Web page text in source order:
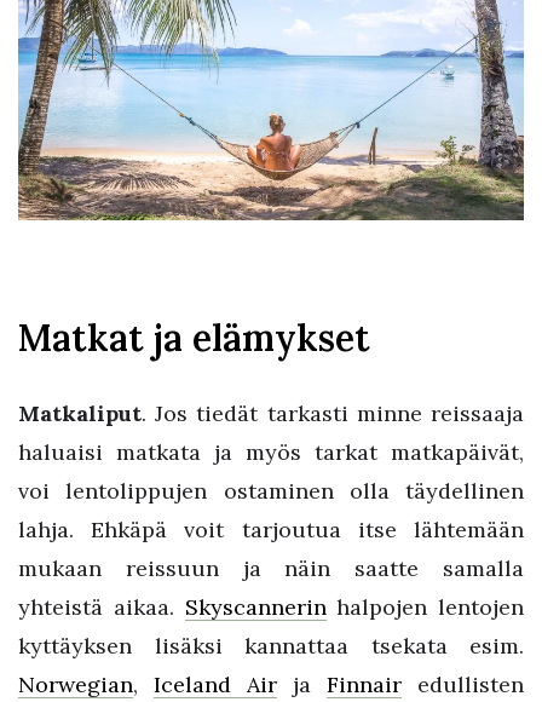
Matkat ja elämykset
Matkaliput. Jos tiedät tarkasti minne reissaaja
haluaisi matkata ja myös tarkat matkapäivät,
voi lentolippujen ostaminen olla täydellinen
lahja. Ehkäpä voit tarjoutua itse lähtemään
mukaan reissuun ja näin saatte samalla
yhteistä aikaa. Skyscannerinhalpojen lentojen
kyttäyksen lisäksi kannattaa tsekata esim.
Norwegian, Iceland Air ja Finnair edullisten